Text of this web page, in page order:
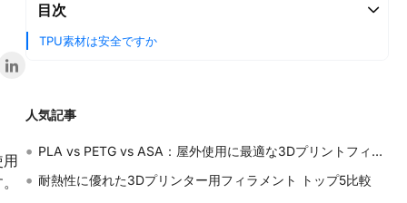
目次
TPU素材は安全ですか
人気記事
• PLA vs PETG vs ASA：屋外使用に最適な3Dプリントフィラメント
• 耐熱性に優れた3Dプリンター用フィラメント トップ5比較